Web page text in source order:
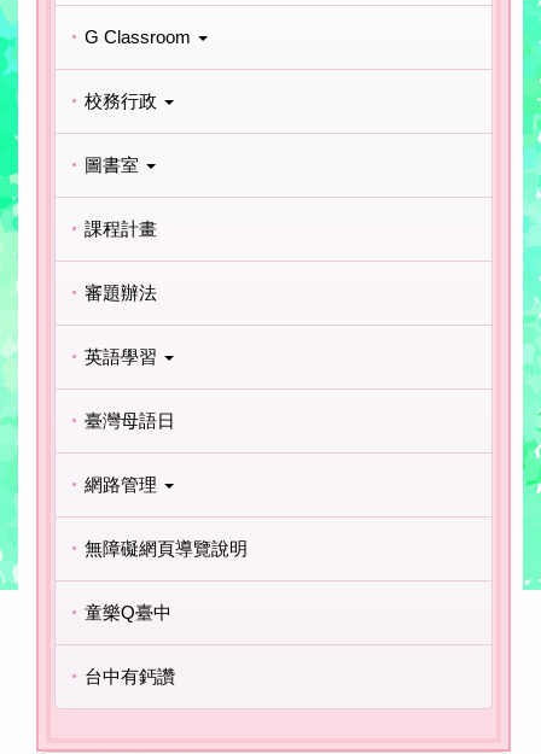
G Classroom
校務行政
圖書室
課程計畫
審題辦法
英語學習
臺灣母語日
網路管理
無障礙網頁導覽說明
童樂Q臺中
台中有鈣讚